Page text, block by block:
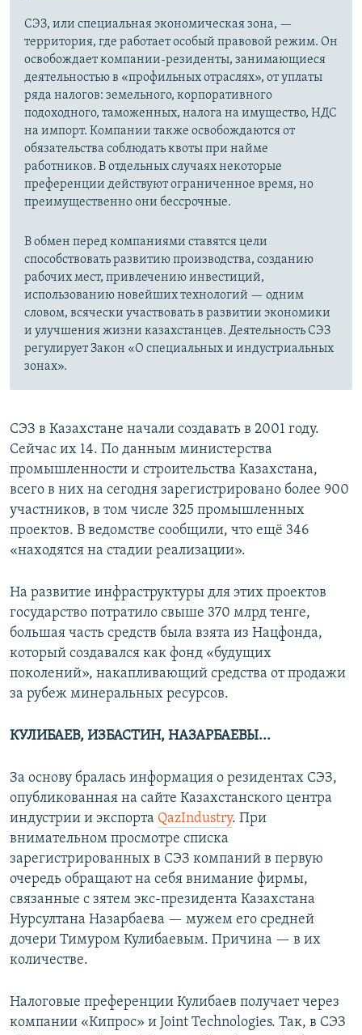
СЭЗ, или специальная экономическая зона, —
территория, где работает особый правовой режим. Он
освобождает компании-резиденты, занимающиеся
деятельностью в «профильных отраслях», от уплаты
ряда налогов: земельного, корпоративного
подоходного, таможенных, налога на имущество, НДС
на импорт. Компании также освобождаются от
обязательства соблюдать квоты при найме
работников. В отдельных случаях некоторые
преференции действуют ограниченное время, но
преимущественно они бессрочные.
В обмен перед компаниями ставятся цели
способствовать развитию производства, созданию
рабочих мест, привлечению инвестиций,
использованию новейших технологий — одним
словом, всячески участвовать в развитии экономики
и улучшения жизни казахстанцев. Деятельность СЭЗ
регулирует Закон «О специальных и индустриальных
зонах».
СЭЗ в Казахстане начали создавать в 2001 году.
Сейчас их 14. По данным министерства
промышленности и строительства Казахстана,
всего в них на сегодня зарегистрировано более 900
участников, в том числе 325 промышленных
проектов. В ведомстве сообщили, что ещё 346
«находятся на стадии реализации».
На развитие инфраструктуры для этих проектов
государство потратило свыше 370 млрд тенге,
большая часть средств была взята из Нацфонда,
который создавался как фонд «будущих
поколений», накапливающий средства от продажи
за рубеж минеральных ресурсов.
КУЛИБАЕВ, ИЗБАСТИН, НАЗАРБАЕВЫ...
За основу бралась информация о резидентах СЭЗ,
опубликованная на сайте Казахстанского центра
индустрии и экспорта QazIndustry. При
внимательном просмотре списка
зарегистрированных в СЭЗ компаний в первую
очередь обращают на себя внимание фирмы,
связанные с зятем экс-президента Казахстана
Нурсултана Назарбаева — мужем его средней
дочери Тимуром Кулибаевым. Причина — в их
количестве.
Налоговые преференции Кулибаев получает через
компании «Кипрос» и Joint Technologies. Так, в СЭЗ